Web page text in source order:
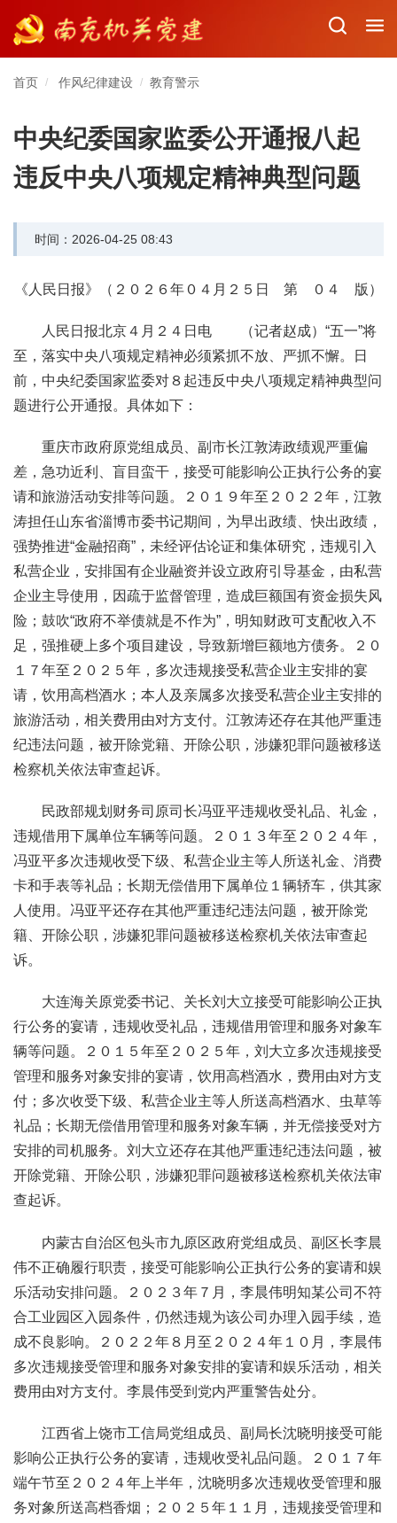
首页 / 作风纪律建设 / 教育警示
中央纪委国家监委公开通报八起
违反中央八项规定精神典型问题
时间：2026-04-25 08:43
《人民日报》（２０２６年０４月２５日 第 ０４ 版）
人民日报北京４月２４日电 （记者赵成）“五一”将
至，落实中央八项规定精神必须紧抓不放、严抓不懈。日
前，中央纪委国家监委对８起违反中央八项规定精神典型问
题进行公开通报。具体如下：
重庆市政府原党组成员、副市长江敦涛政绩观严重偏
差，急功近利、盲目蛮干，接受可能影响公正执行公务的宴
请和旅游活动安排等问题。２０１９年至２０２２年，江敦
涛担任山东省淄博市委书记期间，为早出政绩、快出政绩，
强势推进“金融招商”，未经评估论证和集体研究，违规引入
私营企业，安排国有企业融资并设立政府引导基金，由私营
企业主导使用，因疏于监督管理，造成巨额国有资金损失风
险；鼓吹“政府不举债就是不作为”，明知财政可支配收入不
足，强推硬上多个项目建设，导致新增巨额地方债务。２０
１７年至２０２５年，多次违规接受私营企业主安排的宴
请，饮用高档酒水；本人及亲属多次接受私营企业主安排的
旅游活动，相关费用由对方支付。江敦涛还存在其他严重违
纪违法问题，被开除党籍、开除公职，涉嫌犯罪问题被移送
检察机关依法审查起诉。
民政部规划财务司原司长冯亚平违规收受礼品、礼金，
违规借用下属单位车辆等问题。２０１３年至２０２４年，
冯亚平多次违规收受下级、私营企业主等人所送礼金、消费
卡和手表等礼品；长期无偿借用下属单位１辆轿车，供其家
人使用。冯亚平还存在其他严重违纪违法问题，被开除党
籍、开除公职，涉嫌犯罪问题被移送检察机关依法审查起
诉。
大连海关原党委书记、关长刘大立接受可能影响公正执
行公务的宴请，违规收受礼品，违规借用管理和服务对象车
辆等问题。２０１５年至２０２５年，刘大立多次违规接受
管理和服务对象安排的宴请，饮用高档酒水，费用由对方支
付；多次收受下级、私营企业主等人所送高档酒水、虫草等
礼品；长期无偿借用管理和服务对象车辆，并无偿接受对方
安排的司机服务。刘大立还存在其他严重违纪违法问题，被
开除党籍、开除公职，涉嫌犯罪问题被移送检察机关依法审
查起诉。
内蒙古自治区包头市九原区政府党组成员、副区长李晨
伟不正确履行职责，接受可能影响公正执行公务的宴请和娱
乐活动安排问题。２０２３年７月，李晨伟明知某公司不符
合工业园区入园条件，仍然违规为该公司办理入园手续，造
成不良影响。２０２２年８月至２０２４年１０月，李晨伟
多次违规接受管理和服务对象安排的宴请和娱乐活动，相关
费用由对方支付。李晨伟受到党内严重警告处分。
江西省上饶市工信局党组成员、副局长沈晓明接受可能
影响公正执行公务的宴请，违规收受礼品问题。２０１７年
端午节至２０２４年上半年，沈晓明多次违规收受管理和服
务对象所送高档香烟；２０２５年１１月，违规接受管理和